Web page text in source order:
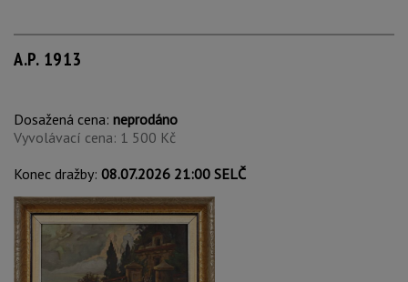
A.P. 1913
Dosažená cena: neprodáno
Vyvolávací cena: 1 500 Kč
Konec dražby: 08.07.2026 21:00 SELČ